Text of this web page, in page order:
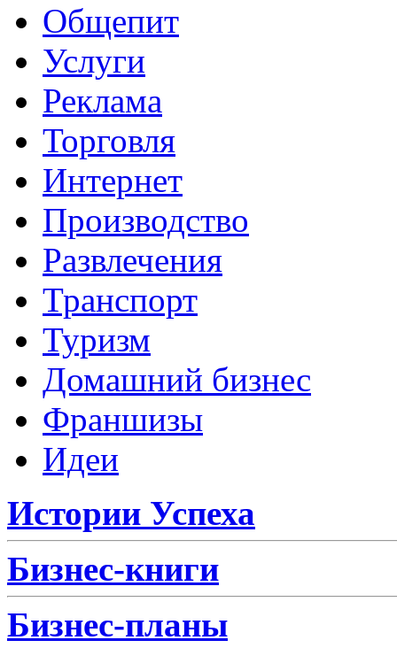
Общепит
Услуги
Реклама
Торговля
Интернет
Производство
Развлечения
Транспорт
Туризм
Домашний бизнес
Франшизы
Идеи
Истории Успеха
Бизнес-книги
Бизнес-планы